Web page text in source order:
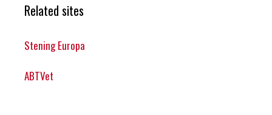
Related sites
Stening Europa
ABTVet